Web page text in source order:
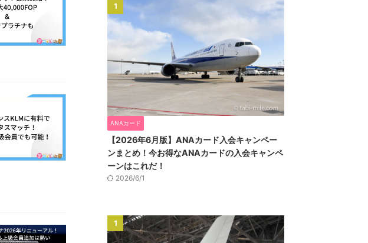
1
ANAカード
【2026年6月版】ANAカード入会キャンペー
ンまとめ！今お得なANAカードの入会キャンペ
ーンはこれだ！
2026/6/1
1